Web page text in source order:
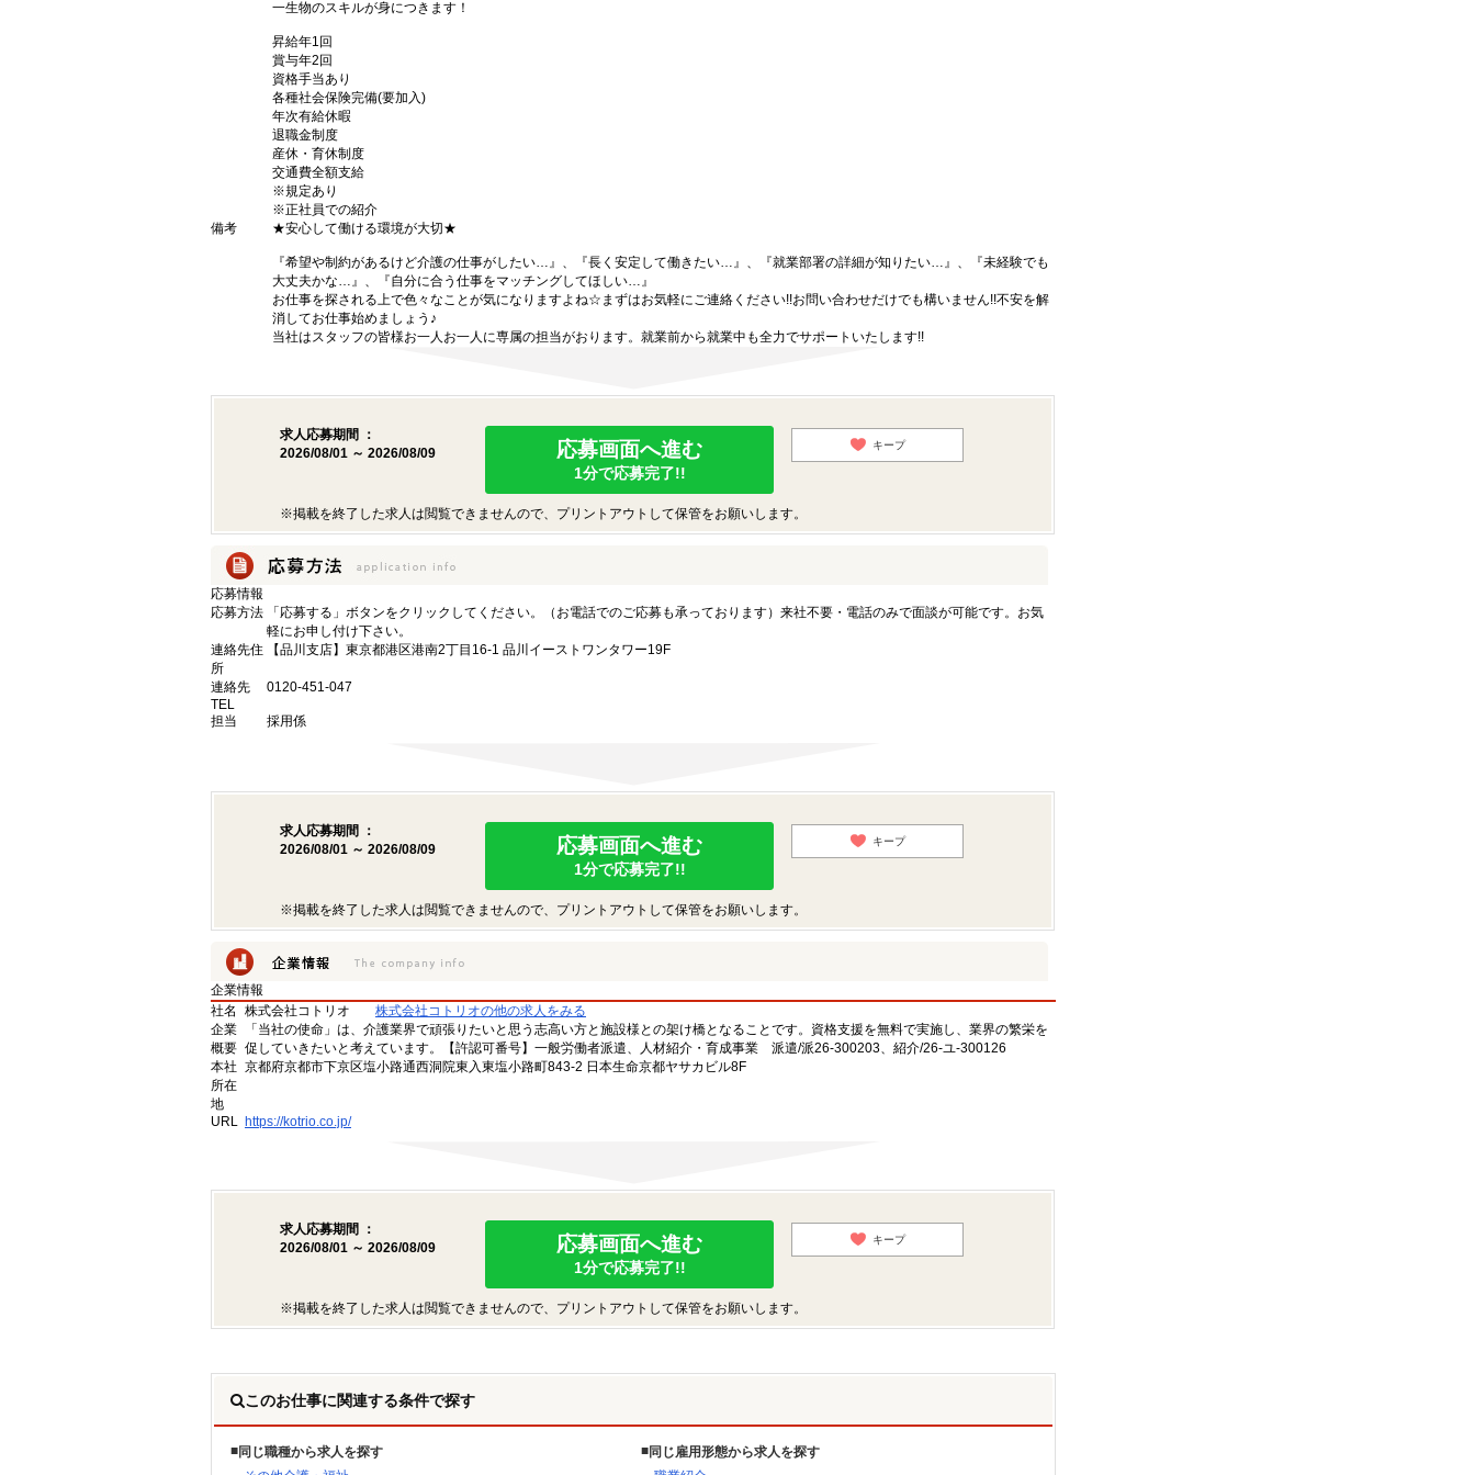
一生物のスキルが身につきます！
昇給年1回
賞与年2回
資格手当あり
各種社会保険完備(要加入)
年次有給休暇
退職金制度
産休・育休制度
交通費全額支給
※規定あり
※正社員での紹介
備考
★安心して働ける環境が大切★
『希望や制約があるけど介護の仕事がしたい…』、『長く安定して働きたい…』、『就業部署の詳細が知りたい…』、『未経験でも
大丈夫かな…』、『自分に合う仕事をマッチングしてほしい…』
お仕事を探される上で色々なことが気になりますよね☆まずはお気軽にご連絡ください!!お問い合わせだけでも構いません!!不安を解
消してお仕事始めましょう♪
当社はスタッフの皆様お一人お一人に専属の担当がおります。就業前から就業中も全力でサポートいたします!!
求人応募期間 ：
2026/08/01 ～ 2026/08/09
応募画面へ進む
1分で応募完了!!
キープ
※掲載を終了した求人は閲覧できませんので、プリントアウトして保管をお願いします。
応募情報
応募方法
「応募する」ボタンをクリックしてください。（お電話でのご応募も承っております）来社不要・電話のみで面談が可能です。お気
軽にお申し付け下さい。
連絡先住
所
【品川支店】東京都港区港南2丁目16-1 品川イーストワンタワー19F
連絡先
TEL
0120-451-047
担当 採用係
求人応募期間 ：
2026/08/01 ～ 2026/08/09
応募画面へ進む
1分で応募完了!!
キープ
※掲載を終了した求人は閲覧できませんので、プリントアウトして保管をお願いします。
企業情報
社名
株式会社コトリオ
株式会社コトリオの他の求人をみる
企業
概要
「当社の使命」は、介護業界で頑張りたいと思う志高い方と施設様との架け橋となることです。資格支援を無料で実施し、業界の繁栄を
促していきたいと考えています。【許認可番号】一般労働者派遣、人材紹介・育成事業 派遣/派26-300203、紹介/26-ユ-300126
本社
所在
地
京都府京都市下京区塩小路通西洞院東入東塩小路町843-2 日本生命京都ヤサカビル8F
URL https://kotrio.co.jp/
求人応募期間 ：
2026/08/01 ～ 2026/08/09
応募画面へ進む
1分で応募完了!!
キープ
※掲載を終了した求人は閲覧できませんので、プリントアウトして保管をお願いします。
このお仕事に関連する条件で探す
同じ職種から求人を探す
同じ雇用形態から求人を探す